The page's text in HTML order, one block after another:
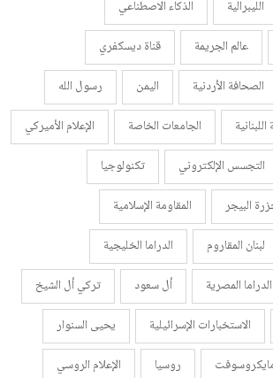
الليبرالية
الذكاء الاصطناعي
عالم الجريمة
قناة ديسكفري
الصحافة الأردنية اليمن
رسول الله
الجامعات الخاصة
الإعلام الأميركي
التجسس الإلكتروني
تكنولوجيا
البيجر
المقاومة الإسلامية
لبنان المقاروم
الدراما الخليجية
الدراما المصرية أل سعود
تركي أل الشيخ
الاستخبارات الإسرائيلية
يحيى السنوار
روسيا
الإعلام الروسي